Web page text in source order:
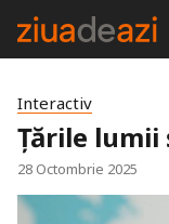
Interactiv
Țările lumii
28 Octombrie 2025